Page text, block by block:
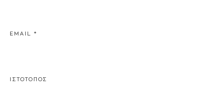
EMAIL *
ΙΣΤΌΤΟΠΟΣ